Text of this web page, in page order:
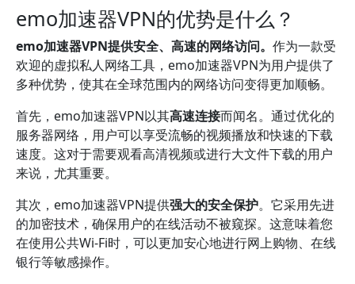
emo加速器VPN的优势是什么？
emo加速器VPN提供安全、高速的网络访问。 作为一款受
欢迎的虚拟私人网络工具，emo加速器VPN为用户提供了
多种优势，使其在全球范围内的网络访问变得更加顺畅。
首先，emo加速器VPN以其高速连接而闻名。通过优化的
服务器网络，用户可以享受流畅的视频播放和快速的下载
速度。这对于需要观看高清视频或进行大文件下载的用户
来说，尤其重要。
其次，emo加速器VPN提供强大的安全保护。它采用先进
的加密技术，确保用户的在线活动不被窥探。这意味着您
在使用公共Wi-Fi时，可以更加安心地进行网上购物、在线
银行等敏感操作。